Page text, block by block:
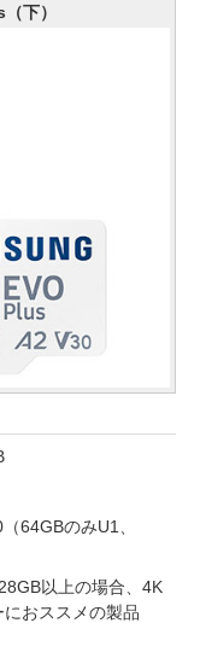
下）
64GBのみU1、
以上の場合、4K
おススメの製品